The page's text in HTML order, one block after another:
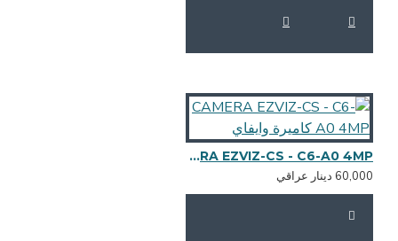
CAMERA EZVIZ-CS - C6-A0 4MP كاميرة وايفاي
دينار عراقي